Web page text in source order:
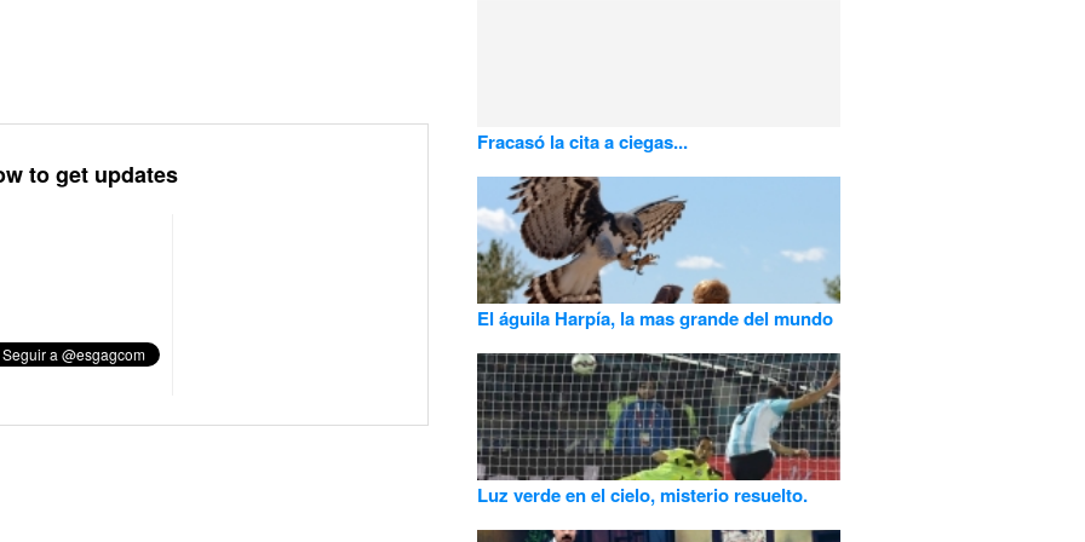
to get updates
Fracasó la cita a ciegas...
El águila Harpía, la mas grande del mundo
Luz verde en el cielo, misterio resuelto.